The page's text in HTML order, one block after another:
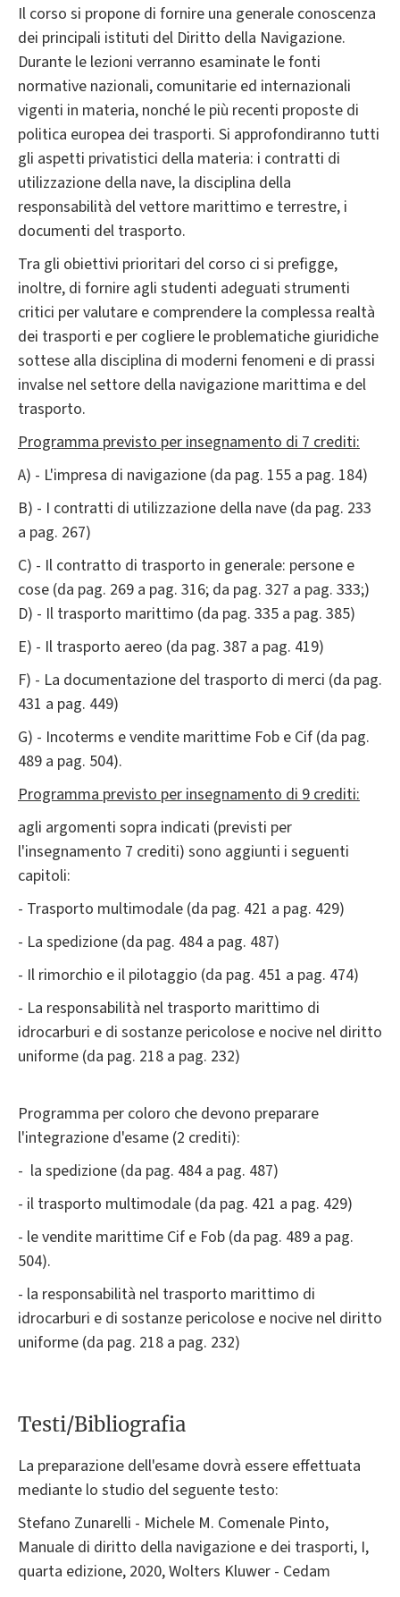
Il corso si propone di fornire una generale conoscenza
dei principali istituti del Diritto della Navigazione.
Durante le lezioni verranno esaminate le fonti
normative nazionali, comunitarie ed internazionali
vigenti in materia, nonché le più recenti proposte di
politica europea dei trasporti. Si approfondiranno tutti
gli aspetti privatistici della materia: i contratti di
utilizzazione della nave, la disciplina della
responsabilità del vettore marittimo e terrestre, i
documenti del trasporto.
Tra gli obiettivi prioritari del corso ci si prefigge,
inoltre, di fornire agli studenti adeguati strumenti
critici per valutare e comprendere la complessa realtà
dei trasporti e per cogliere le problematiche giuridiche
sottese alla disciplina di moderni fenomeni e di prassi
invalse nel settore della navigazione marittima e del
trasporto.
Programma previsto per insegnamento di 7 crediti:
A) - L'impresa di navigazione (da pag. 155 a pag. 184)
B) - I contratti di utilizzazione della nave (da pag. 233
a pag. 267)
C) - Il contratto di trasporto in generale: persone e
cose (da pag. 269 a pag. 316; da pag. 327 a pag. 333;)
D) - Il trasporto marittimo (da pag. 335 a pag. 385)
E) - Il trasporto aereo (da pag. 387 a pag. 419)
F) - La documentazione del trasporto di merci (da pag.
431 a pag. 449)
G) - Incoterms e vendite marittime Fob e Cif (da pag.
489 a pag. 504).
Programma previsto per insegnamento di 9 crediti:
agli argomenti sopra indicati (previsti per
l'insegnamento 7 crediti) sono aggiunti i seguenti
capitoli:
- Trasporto multimodale (da pag. 421 a pag. 429)
- La spedizione (da pag. 484 a pag. 487)
- Il rimorchio e il pilotaggio (da pag. 451 a pag. 474)
- La responsabilità nel trasporto marittimo di
idrocarburi e di sostanze pericolose e nocive nel diritto
uniforme (da pag. 218 a pag. 232)
Programma per coloro che devono preparare
l'integrazione d'esame (2 crediti):
- la spedizione (da pag. 484 a pag. 487)
- il trasporto multimodale (da pag. 421 a pag. 429)
- le vendite marittime Cif e Fob (da pag. 489 a pag.
504).
- la responsabilità nel trasporto marittimo di
idrocarburi e di sostanze pericolose e nocive nel diritto
uniforme (da pag. 218 a pag. 232)
Testi/Bibliografia
La preparazione dell'esame dovrà essere effettuata
mediante lo studio del seguente testo:
Stefano Zunarelli - Michele M. Comenale Pinto,
Manuale di diritto della navigazione e dei trasporti, I,
quarta edizione, 2020, Wolters Kluwer - Cedam